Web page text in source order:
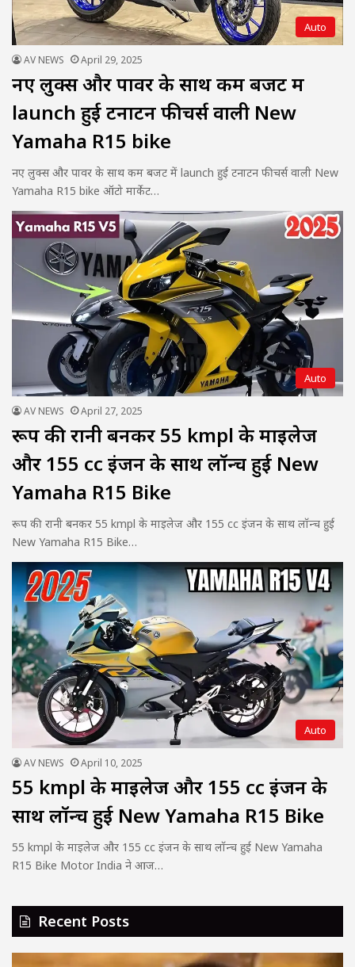
Auto
AV NEWS April 29, 2025
नए लुक्स और पावर के साथ कम बजट में
launch हुई टनाटन फीचर्स वाली New
Yamaha R15 bike
नए लुक्स और पावर के साथ कम बजट में launch हुई टनाटन फीचर्स वाली New
Yamaha R15 bike ऑटो मार्केट…
Auto
AV NEWS April 27, 2025
रूप की रानी बनकर 55 kmpl के माइलेज
और 155 cc इंजन के साथ लॉन्च हुई New
Yamaha R15 Bike
रूप की रानी बनकर 55 kmpl के माइलेज और 155 cc इंजन के साथ लॉन्च हुई
New Yamaha R15 Bike…
Auto
AV NEWS April 10, 2025
55 kmpl के माइलेज और 155 cc इंजन के
साथ लॉन्च हुई New Yamaha R15 Bike
55 kmpl के माइलेज और 155 cc इंजन के साथ लॉन्च हुई New Yamaha
R15 Bike Motor India ने आज…
Recent Posts